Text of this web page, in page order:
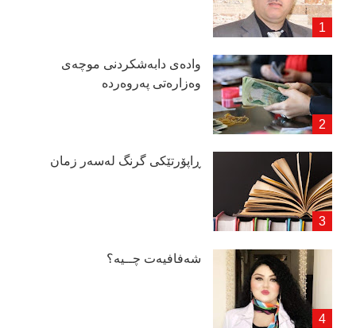
وادەی دابەشكردنی موچەی
وەزارەتی پەروەردە
ڕاپۆرتێكی گرنگ لەسەر زمان
شەفافیەت چــیە؟